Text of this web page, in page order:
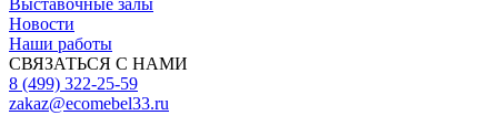
Выставочные залы
Новости
Наши работы
СВЯЗАТЬСЯ С НАМИ
8 (499) 322-25-59
zakaz@ecomebel33.ru